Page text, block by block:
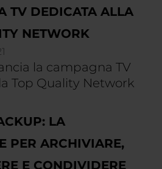
TV DEDICATA ALLA
NETWORK
la campagna TV
Top Quality Network
LA
PER ARCHIVIARE,
E CONDIVIDERE